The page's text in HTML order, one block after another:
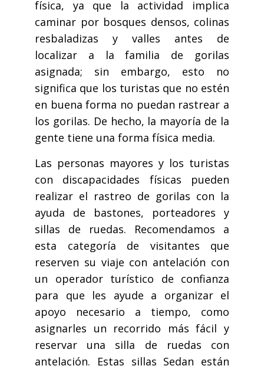
física, ya que la actividad implica
caminar por bosques densos, colinas
resbaladizas y valles antes de
localizar a la familia de gorilas
asignada; sin embargo, esto no
significa que los turistas que no estén
en buena forma no puedan rastrear a
los gorilas. De hecho, la mayoría de la
gente tiene una forma física media.
Las personas mayores y los turistas
con discapacidades físicas pueden
realizar el rastreo de gorilas con la
ayuda de bastones, porteadores y
sillas de ruedas. Recomendamos a
esta categoría de visitantes que
reserven su viaje con antelación con
un operador turístico de confianza
para que les ayude a organizar el
apoyo necesario a tiempo, como
asignarles un recorrido más fácil y
reservar una silla de ruedas con
antelación. Estas sillas Sedan están